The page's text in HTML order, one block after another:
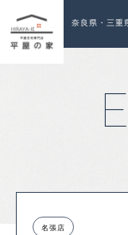
奈良県・三重
名張店